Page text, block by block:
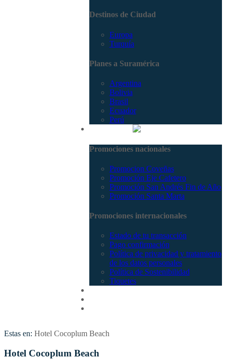
Destinos de Ciudad
Europa
Turquía
Planes a Suramérica
Argentina
Bolivia
Brasil
Ecuador
Perú
Promociones nacionales
Promocion Coveñas
Promoción Eje Cafetero
Promoción San Andrés Fin de Año
Promoción Santa Marta
Promociones internacionales
Estado de tu transacción
Pago confirmación
Política de privacidad y tratamiento
de los datos personales
Política de Sostenibilidad
Tiquetes
Estas en: Hotel Cocoplum Beach
Hotel Cocoplum Beach